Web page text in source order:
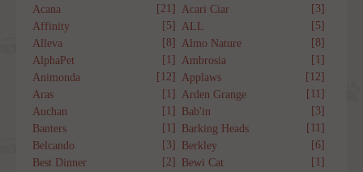
Acana
[21] Acari Ciar
[3]
Affinity
[5] ALL
[5]
Alleva
[8] Almo Nature
[8]
AlphaPet
[1] Ambrosia
[1]
Animonda
[12] Applaws
[12]
Aras
[1] Arden Grange
[11]
Auchan
[1] Bab'in
[3]
Banters
[1] Barking Heads
[11]
Belcando
[3] Berkley
[6]
Best Dinner
[2] Bewi Cat
[1]